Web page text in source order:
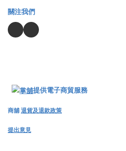
關注我們
提供電子商貿服務
商舖退貨及退款政策
提出意見